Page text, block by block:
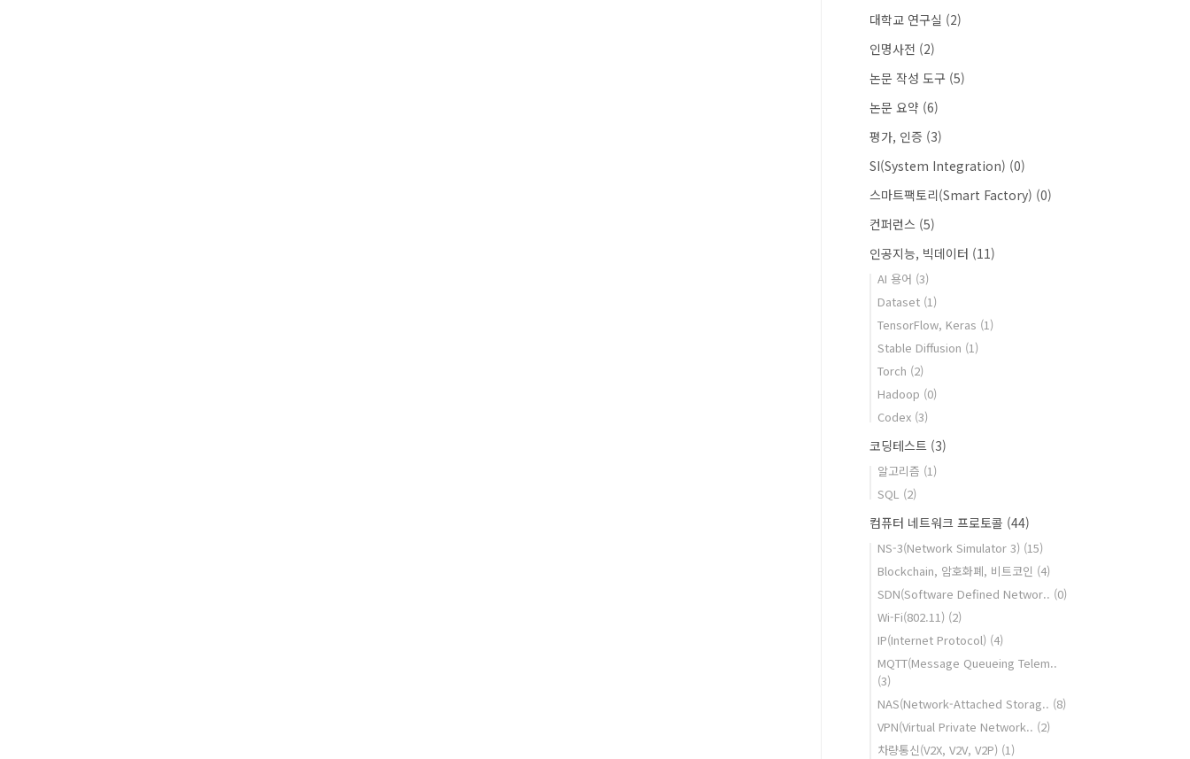
대학교 연구실 (2)
인명사전 (2)
논문 작성 도구 (5)
논문 요약 (6)
평가, 인증 (3)
SI(System Integration) (0)
스마트팩토리(Smart Factory) (0)
컨퍼런스 (5)
인공지능, 빅데이터 (11)
AI 용어 (3)
Dataset (1)
TensorFlow, Keras (1)
Stable Diffusion (1)
Torch (2)
Hadoop (0)
Codex (3)
코딩테스트 (3)
알고리즘 (1)
SQL (2)
컴퓨터 네트워크 프로토콜 (44)
NS-3(Network Simulator 3) (15)
Blockchain, 암호화폐, 비트코인 (4)
SDN(Software Defined Networ.. (0)
Wi-Fi(802.11) (2)
IP(Internet Protocol) (4)
MQTT(Message Queueing Telem..
(3)
NAS(Network-Attached Storag.. (8)
VPN(Virtual Private Network.. (2)
차량통신(V2X, V2V, V2P) (1)